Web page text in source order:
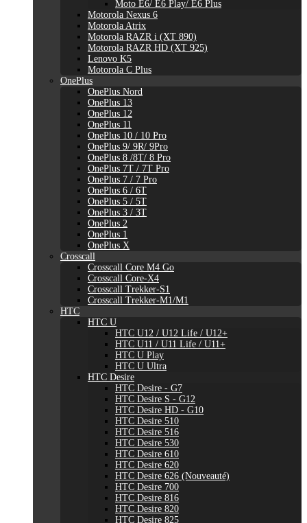
Moto E6/ E6 Play/ E6 Plus
Motorola Nexus 6
Motorola Atrix
Motorola RAZR i (XT 890)
Motorola RAZR HD (XT 925)
Lenovo K5
Motorola C Plus
OnePlus
OnePlus Nord
OnePlus 13
OnePlus 12
OnePlus 11
OnePlus 10 / 10 Pro
OnePlus 9/ 9R/ 9Pro
OnePlus 8 /8T/ 8 Pro
OnePlus 7T / 7T Pro
OnePlus 7 / 7 Pro
OnePlus 6 / 6T
OnePlus 5 / 5T
OnePlus 3 / 3T
OnePlus 2
OnePlus 1
OnePlus X
Crosscall
Crosscall Core M4 Go
Crosscall Core-X4
Crosscall Trekker-S1
Crosscall Trekker-M1/M1
HTC
HTC U
HTC U12 / U12 Life / U12+
HTC U11 / U11 Life / U11+
HTC U Play
HTC U Ultra
HTC Desire
HTC Desire - G7
HTC Desire S - G12
HTC Desire HD - G10
HTC Desire 510
HTC Desire 516
HTC Desire 530
HTC Desire 610
HTC Desire 620
HTC Desire 626 (Nouveauté)
HTC Desire 700
HTC Desire 816
HTC Desire 820
HTC Desire 825